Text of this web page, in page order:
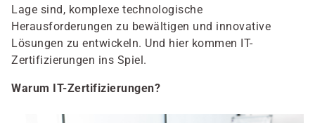
Lage sind, komplexe technologische
Herausforderungen zu bewältigen und innovative
Lösungen zu entwickeln. Und hier kommen IT-
Zertifizierungen ins Spiel.
Warum IT-Zertifizierungen?